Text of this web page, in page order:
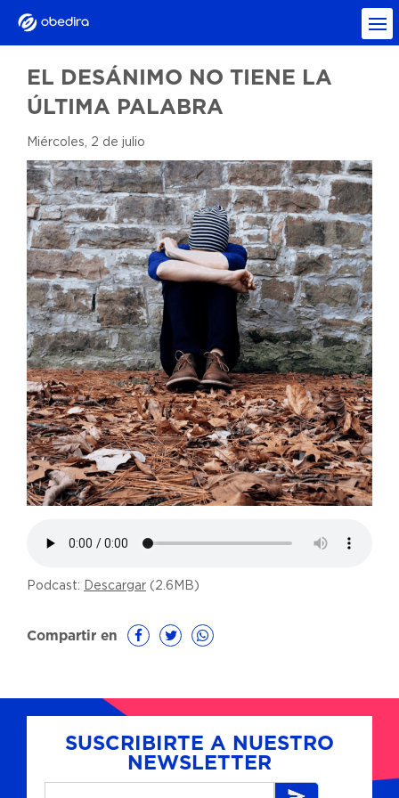
EL DESÁNIMO NO TIENE LA
ÚLTIMA PALABRA
Miércoles, 2 de julio
Podcast: Descargar (2.6MB)
Compartir en
SUSCRIBIRTE A NUESTRO
NEWSLETTER